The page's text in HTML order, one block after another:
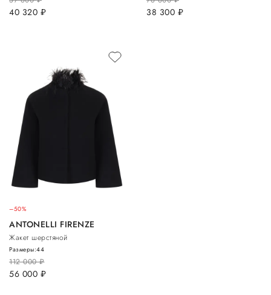
40 320 руб. 38 300 руб.
–50%
ANTONELLI FIRENZE
Жакет шерстяной
112 000руб.
56 000 руб.
Размеры:44